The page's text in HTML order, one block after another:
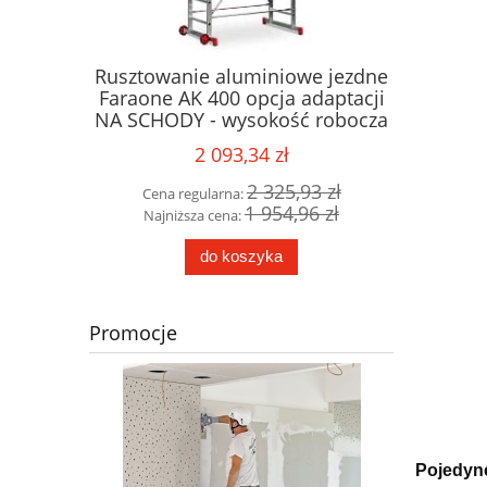
Rusztowanie aluminiowe jezdne
Faraone AK 400 opcja adaptacji
NA SCHODY - wysokość robocza
5m
2 093,34 zł
Cena regularna:2 325,93 zł
Najniższa cena:1 954,96 zł
do koszyka
Promocje